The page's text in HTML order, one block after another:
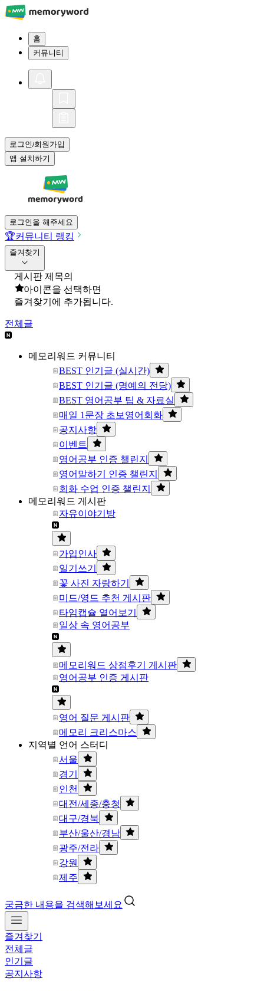
홈
커뮤니티
로그인/회원가입
앱 설치하기
로그인을 해주세요
🏆커뮤니티 랭킹
즐겨찾기
게시판 제목의
아이콘을 선택하면
즐겨찾기에 추가됩니다.
전체글
메모리워드 커뮤니티
BEST 인기글 (실시간)
BEST 인기글 (명예의 전당)
BEST 영어공부 팁 & 자료실
매일 1문장 초보영어회화
공지사항
이벤트
영어공부 인증 챌린지
영어말하기 인증 챌린지
회화 수업 인증 챌린지
메모리워드 게시판
자유이야기방
가입인사
일기쓰기
꽃 사진 자랑하기
미드/영드 추천 게시판
타임캡슐 열어보기
일상 속 영어공부
메모리워드 상점후기 게시판
영어공부 인증 게시판
영어 질문 게시판
메모리 크리스마스
지역별 언어 스터디
서울
경기
인천
대전/세종/충청
대구/경북
부산/울산/경남
광주/전라
강원
제주
궁금한 내용을 검색해보세요
즐겨찾기
전체글
인기글
공지사항